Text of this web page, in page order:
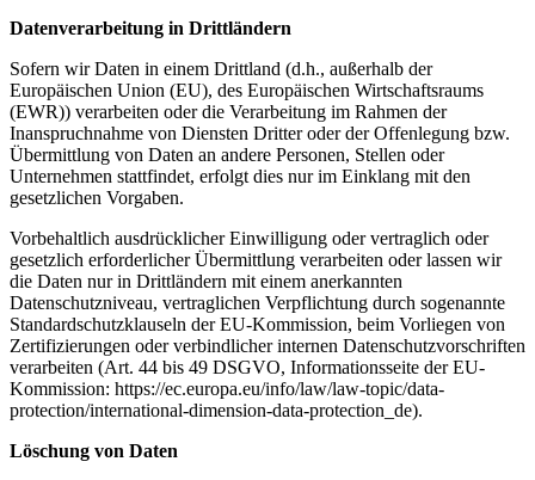
Datenverarbeitung in Drittländern
Sofern wir Daten in einem Drittland (d.h., außerhalb der
Europäischen Union (EU), des Europäischen Wirtschaftsraums
(EWR)) verarbeiten oder die Verarbeitung im Rahmen der
Inanspruchnahme von Diensten Dritter oder der Offenlegung bzw.
Übermittlung von Daten an andere Personen, Stellen oder
Unternehmen stattfindet, erfolgt dies nur im Einklang mit den
gesetzlichen Vorgaben.
Vorbehaltlich ausdrücklicher Einwilligung oder vertraglich oder
gesetzlich erforderlicher Übermittlung verarbeiten oder lassen wir
die Daten nur in Drittländern mit einem anerkannten
Datenschutzniveau, vertraglichen Verpflichtung durch sogenannte
Standardschutzklauseln der EU-Kommission, beim Vorliegen von
Zertifizierungen oder verbindlicher internen Datenschutzvorschriften
verarbeiten (Art. 44 bis 49 DSGVO, Informationsseite der EU-
Kommission: https://ec.europa.eu/info/law/law-topic/data-
protection/international-dimension-data-protection_de).
Löschung von Daten